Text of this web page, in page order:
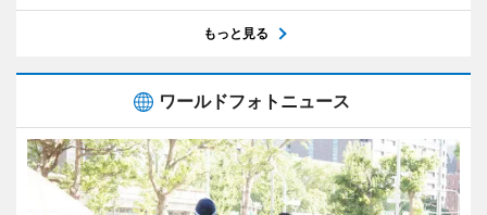
もっと見る
ワールドフォトニュース